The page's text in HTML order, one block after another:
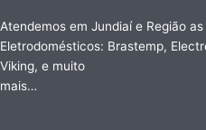
Atendemos em Jundiaí e Região
Eletrodomésticos: Brastemp,
Viking, e muito
mais…